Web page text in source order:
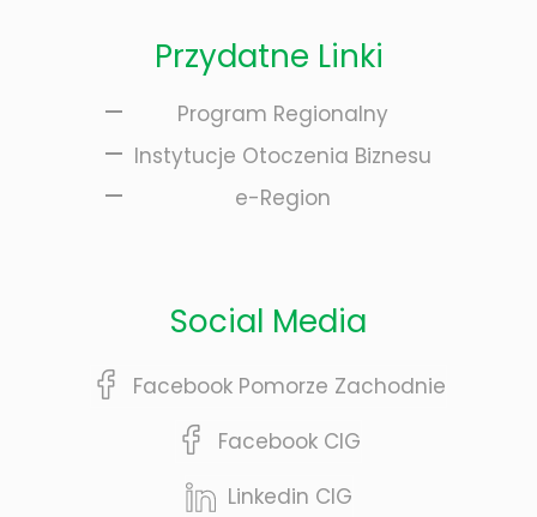
Przydatne Linki
Program Regionalny
Instytucje Otoczenia Biznesu
e-Region
Social Media
Facebook Pomorze Zachodnie
Facebook CIG
Linkedin CIG